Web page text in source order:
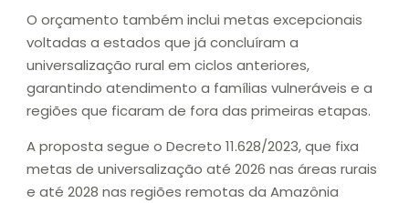
O orçamento também inclui metas excepcionais
voltadas a estados que já concluíram a
universalização rural em ciclos anteriores,
garantindo atendimento a famílias vulneráveis e a
regiões que ficaram de fora das primeiras etapas.
A proposta segue o Decreto 11.628/2023, que fixa
metas de universalização até 2026 nas áreas rurais
e até 2028 nas regiões remotas da Amazônia